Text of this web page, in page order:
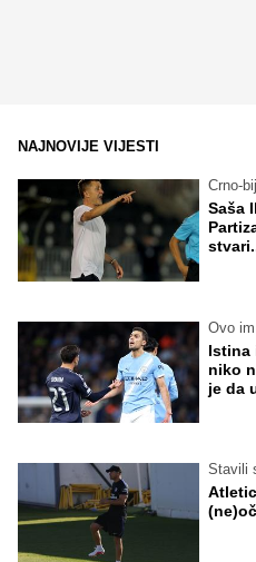
NAJNOVIJE VIJESTI
Crno-
Saša
Ovo
Istina
niko
je da
Stavili